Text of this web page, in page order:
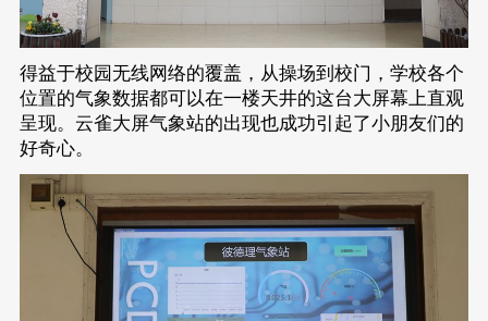
得益于校园无线网络的覆盖，从操场到校门，学校各个
位置的气象数据都可以在一楼天井的这台大屏幕上直观
呈现。云雀大屏气象站的出现也成功引起了小朋友们的
好奇心。